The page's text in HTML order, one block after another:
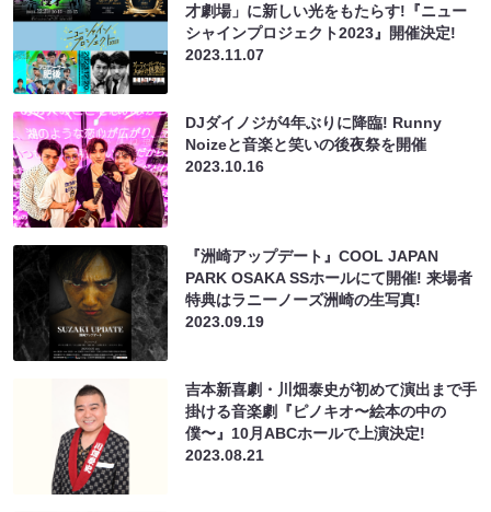
才劇場」に新しい光をもたらす!『ニュー
シャインプロジェクト2023』開催決定!
2023.11.07
DJダイノジが4年ぶりに降臨! Runny
Noizeと音楽と笑いの後夜祭を開催
2023.10.16
『洲崎アップデート』COOL JAPAN
PARK OSAKA SSホールにて開催! 来場者
特典はラニーノーズ洲崎の生写真!
2023.09.19
吉本新喜劇・川畑泰史が初めて演出まで手
掛ける音楽劇『ピノキオ〜絵本の中の
僕〜』10月ABCホールで上演決定!
2023.08.21